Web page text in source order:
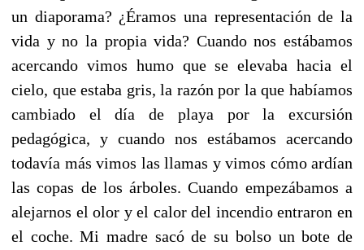
un diaporama? ¿Éramos una representación de la
vida y no la propia vida? Cuando nos estábamos
acercando vimos humo que se elevaba hacia el
cielo, que estaba gris, la razón por la que habíamos
cambiado el día de playa por la excursión
pedagógica, y cuando nos estábamos acercando
todavía más vimos las llamas y vimos cómo ardían
las copas de los árboles. Cuando empezábamos a
alejarnos el olor y el calor del incendio entraron en
el coche. Mi madre sacó de su bolso un bote de